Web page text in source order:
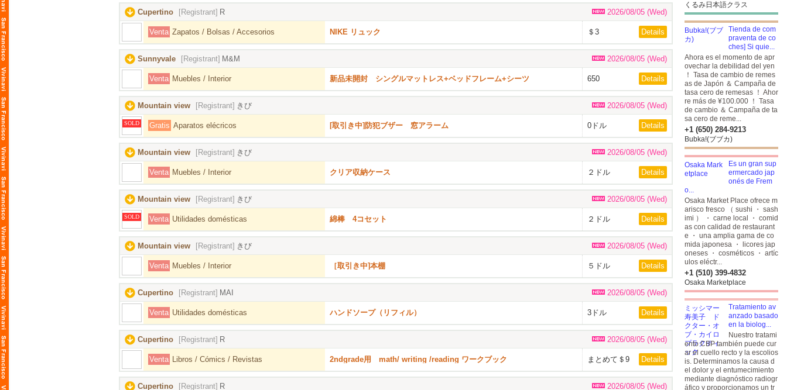
Cupertino [Registrant] R 2026/08/05 (Wed)
Venta Zapatos / Bolsas / Accesorios NIKE リュック ＄3 Details
Sunnyvale [Registrant] M&M 2026/08/05 (Wed)
Venta Muebles / Interior 新品未開封 シングルマットレス+ベッドフレーム+シーツ 650 Details
Mountain view [Registrant] きび 2026/08/05 (Wed)
SOLD Gratis Aparatos elécricos [取引き中]防犯ブザー 窓アラーム 0ドル Details
Mountain view [Registrant] きび 2026/08/05 (Wed)
Venta Muebles / Interior クリア収納ケース ２ドル Details
Mountain view [Registrant] きび 2026/08/05 (Wed)
SOLD Venta Utilidades domésticas 綿棒 4コセット ２ドル Details
Mountain view [Registrant] きび 2026/08/05 (Wed)
Venta Muebles / Interior ［取引き中]本棚 ５ドル Details
Cupertino [Registrant] MAI 2026/08/05 (Wed)
Venta Utilidades domésticas ハンドソープ（リフィル） 3ドル Details
Cupertino [Registrant] R 2026/08/05 (Wed)
Venta Libros / Cómics / Revistas 2ndgrade用 math/ writing /reading ワークブック まとめて＄9 Details
Cupertino [Registrant] R 2026/08/05 (Wed)
くるみ日本語クラス
Tienda de com
praventa de co
ches] Si quie...
Ahora es el momento de apr
ovechar la debilidad del yen
！ Tasa de cambio de remes
as de Japón ＆ Campaña de
tasa cero de remesas ！ Ahor
re más de ¥100.000 ！ Tasa
de cambio ＆ Campaña de ta
sa cero de reme...
+1 (650) 284-9213
Bubka!(ブブカ)
Es un gran sup
ermercado jap
onés de Frem
o...
Osaka Market Place ofrece m
arisco fresco （ sushi ・ sash
imi ） ・ carne local ・ comid
as con calidad de restaurant
e ・ una amplia gama de co
mida japonesa ・ licores jap
oneses ・ cosméticos ・ artíc
ulos eléctr...
+1 (510) 399-4832
Osaka Marketplace
Tratamiento av
anzado basado
en la biolog...
Nuestro tratami
ento CBP también puede cur
ar el cuello recto y la escolios
is. Determinamos la causa d
el dolor y el entumecimiento
mediante diagnóstico radiogr
áfico y proporcionamos un tr